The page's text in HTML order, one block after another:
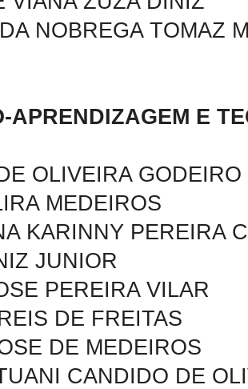
NOBREGA TOMAZ
APRENDIZAGEM E
OLIVEIRA
MEDEIROS
KARINNY PEREIRA
JUNIOR
PEREIRA VILAR
DE FREITAS
DE MEDEIROS
CANDIDO DE